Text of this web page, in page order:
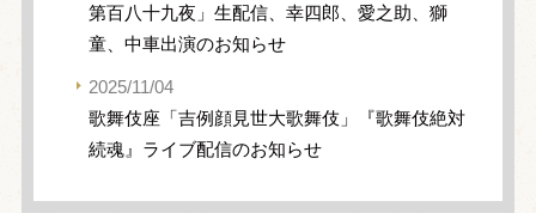
第百八十九夜」生配信、幸四郎、愛之助、獅
童、中車出演のお知らせ
2025/11/04
歌舞伎座「吉例顔見世大歌舞伎」『歌舞伎絶対
続魂』ライブ配信のお知らせ